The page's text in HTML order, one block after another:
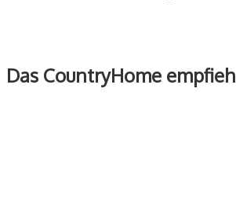
Das CountryHome